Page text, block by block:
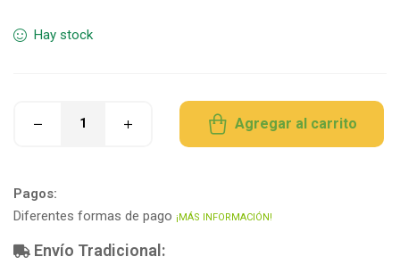
Hay stock
Agregar al carrito
Pagos:
Diferentes formas de pago ¡MÁS INFORMACIÓN!
Envío Tradicional: